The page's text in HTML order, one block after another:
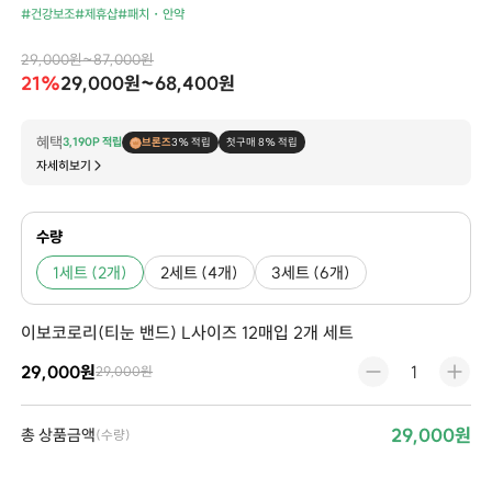
#건강보조#제휴샵#패치・안약
29,000원~87,000원
21%29,000원~68,400원
혜택3,190P 적립 브론즈3% 적립 첫구매 8% 적립
자세히보기
수량
1세트 (2개) 2세트 (4개) 3세트 (6개)
이보코로리(티눈 밴드) L사이즈 12매입 2개 세트
29,000원29,000원
총 상품금액(수량) 29,000원